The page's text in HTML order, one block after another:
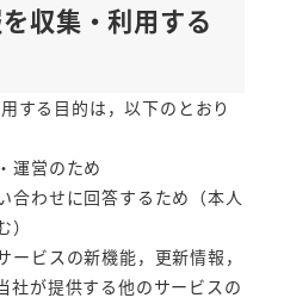
収集・利用する
する目的は，以下のとおり
運営のため
合わせに回答するため（本人
ービスの新機能，更新情報，
社が提供する他のサービスの